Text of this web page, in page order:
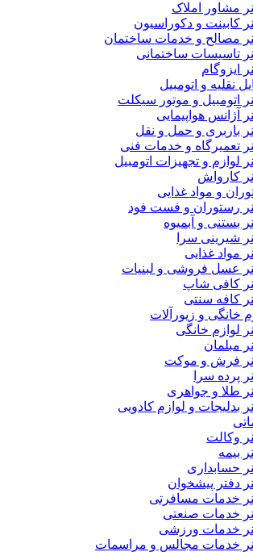
مشاور املاک
کابینت و دکوراسیون
مصالح و خدمات ساختمان
تاسیسات ساختمانی
ایزوگام
نقلیه و اتومبیل
اتومبیل و موتور سیکلت
آژانس هواپیمایی
باربری و حمل و نقل
تعمیرگاه و خدمات فنی
لوازم و تجهیزات اتومبیل
کارواش
و مواد غذایی
رستوران و فست فود
بستنی و آبمیوه
شیرینی سرا
مواد غذایی
عسل فروشی و لبنیات
کافی شاپ
کافه سنتی
خانگی و زیورآلات
لوازم خانگی
مبلمان
فرش و موکت
پرده سرا
طلا و جواهری
بدلیجات و لوازم کادویی
وکالت
بیمه
حسابداری
دفتر پیشخوان
خدمات مسافرتی
خدمات صنعتی
خدمات ورزشی
خدمات مجالس و مراسمات